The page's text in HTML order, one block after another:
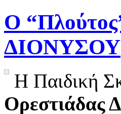
Ο
ΔΙΟΝΥΣΟΥ
Η Παιδική